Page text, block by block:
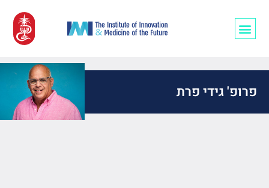
פרופ' גידי פרת